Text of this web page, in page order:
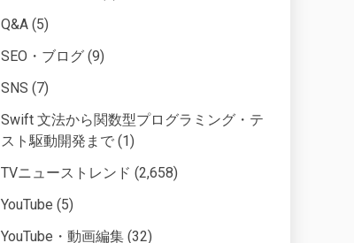
Q&A (5)
SEO・ブログ (9)
SNS (7)
Swift 文法から関数型プログラミング・テ
スト駆動開発まで (1)
TVニューストレンド (2,658)
YouTube (5)
YouTube・動画編集 (32)